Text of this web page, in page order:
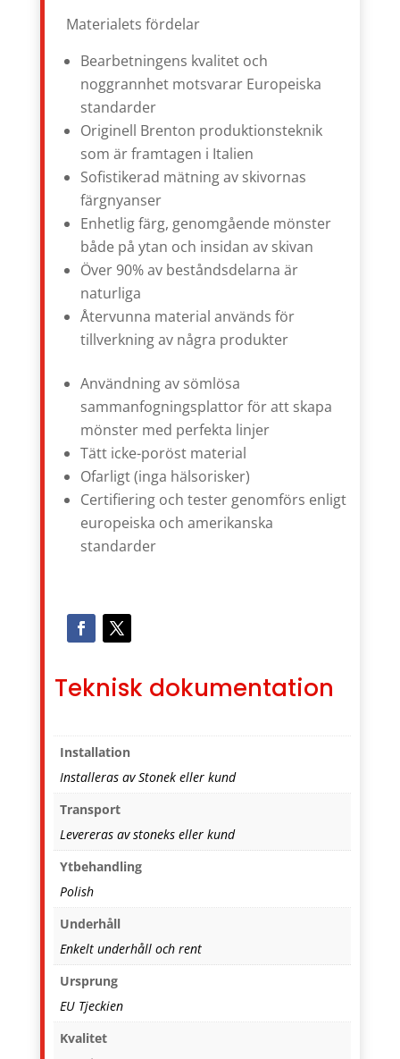
Materialets fördelar
Bearbetningens kvalitet och
noggrannhet motsvarar Europeiska
standarder
Originell Brenton produktionsteknik
som är framtagen i Italien
Sofistikerad mätning av skivornas
färgnyanser
Enhetlig färg, genomgående mönster
både på ytan och insidan av skivan
Över 90% av beståndsdelarna är
naturliga
Återvunna material används för
tillverkning av några produkter
Användning av sömlösa
sammanfogningsplattor för att skapa
mönster med perfekta linjer
Tätt icke-poröst material
Ofarligt (inga hälsorisker)
Certifiering och tester genomförs enligt
europeiska och amerikanska
standarder
Teknisk dokumentation
Installation
Installeras av Stonek eller kund
Transport
Levereras av stoneks eller kund
Ytbehandling
Polish
Underhåll
Enkelt underhåll och rent
Ursprung
EU Tjeckien
Kvalitet